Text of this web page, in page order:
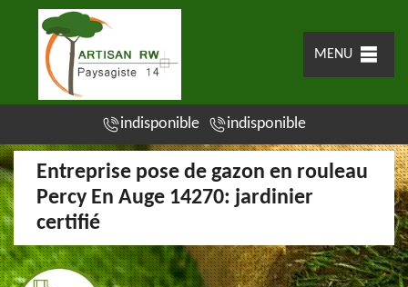
MENU
indisponible indisponible
Entreprise pose de gazon en rouleau
Percy En Auge 14270: jardinier
certifié